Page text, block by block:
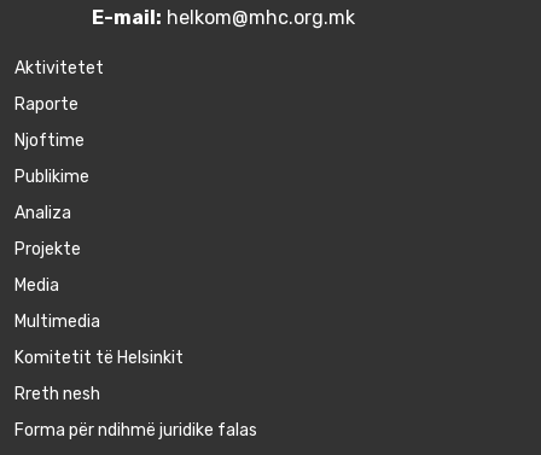
E-mail: helkom@mhc.org.mk
Aktivitetet
Raporte
Njoftime
Publikime
Аnaliza
Projekte
Media
Multimedia
Komitetit të Helsinkit
Rreth nesh
Forma për ndihmë juridike falas